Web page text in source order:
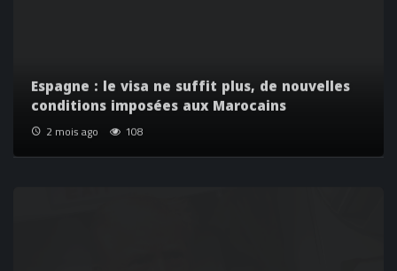
Espagne : le visa ne suffit plus, de nouvelles
conditions imposées aux Marocains
2 mois ago 108